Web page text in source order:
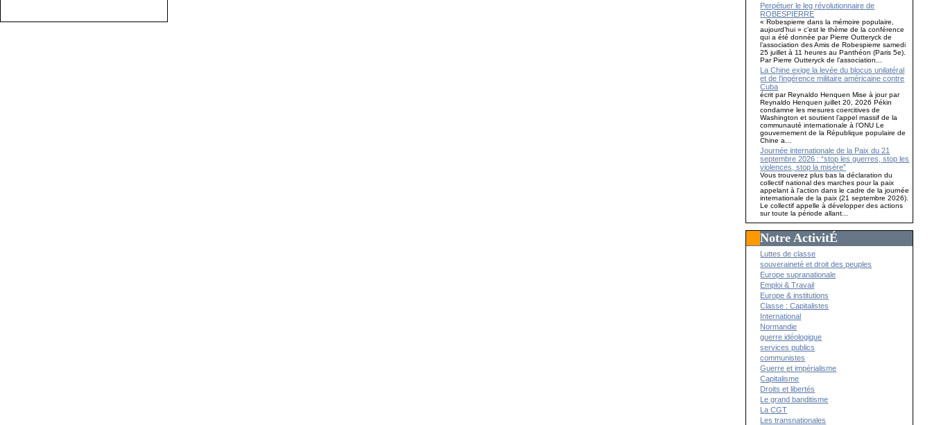
Perpétuer le leg révolutionnaire de
ROBESPIERRE
« Robespierre dans la mémoire populaire,
aujourd’hui » c’est le thème de la conférence
qui a été donnée par Pierre Outteryck de
l’association des Amis de Robespierre samedi
25 juillet à 11 heures au Panthéon (Paris 5e).
Par Pierre Outteryck de l’association...
La Chine exige la levée du blocus unilatéral
et de l’ingérence militaire américaine contre
Cuba
écrit par Reynaldo Henquen Mise à jour par
Reynaldo Henquen juillet 20, 2026 Pékin
condamne les mesures coercitives de
Washington et soutient l’appel massif de la
communauté internationale à l’ONU Le
gouvernement de la République populaire de
Chine a...
Journée internationale de la Paix du 21
septembre 2026 : “stop les guerres, stop les
violences, stop la misère”
Vous trouverez plus bas la déclaration du
collectif national des marches pour la paix
appelant à l'action dans le cadre de la journée
internationale de la paix (21 septembre 2026).
Le collectif appelle à développer des actions
sur toute la période allant...
Notre ActivitÉ
Luttes de classe
souveraineté et droit des peuples
Europe supranationale
Emploi & Travail
Europe & institutions
Classe : Capitalistes
International
Normandie
guerre idéologique
services publics
communistes
Guerre et impérialisme
Capitalisme
Droits et libertés
Le grand banditisme
La CGT
Les transnationales